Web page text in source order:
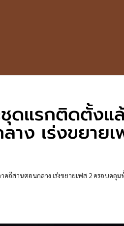
ดแรกติดตั้งแ
ง เร่งขยาย
สานตอนกลาง เร่งขยายเฟส 2 ครอบคลุม